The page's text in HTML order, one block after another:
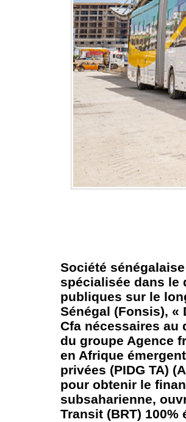
Société
spécialisée dans le
publiques sur le
Sénégal (Fonsis),
Cfa nécessaires au
du groupe Agence
en Afrique
privées (PIDG TA)
pour obtenir le
subsaharienne,
Transit (BRT) 100%